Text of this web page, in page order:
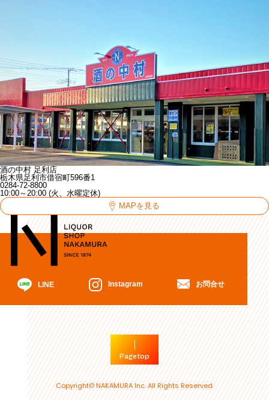
酒の中村 足利店
栃木県足利市借宿町596番1
0284-72-8800
10:00～20:00 (火、水曜定休)
MAPを見る
LINE Instagram お問合せ
Pagetop
Copyright© NAKAMURA Inc. All Rights Reserved.